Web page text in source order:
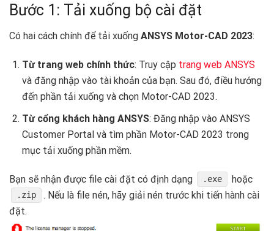
Bước 1: Tải xuống bộ cài đặt
Có hai cách chính để tải xuống ANSYS Motor-CAD 2023:
Từ trang web chính thức: Truy cập trang web ANSYS
và đăng nhập vào tài khoản của bạn. Sau đó, điều hướng
đến phần tải xuống và chọn Motor-CAD 2023.
Từ cổng khách hàng ANSYS: Đăng nhập vào ANSYS
Customer Portal và tìm phần Motor-CAD 2023 trong
mục tải xuống phần mềm.
Bạn sẽ nhận được file cài đặt có định dạng .exe hoặc
.zip
. Nếu là file nén, hãy giải nén trước khi tiến hành cài
đặt.